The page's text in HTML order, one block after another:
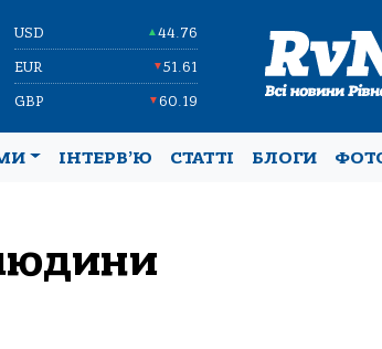
USD ▲44.76
EUR ▼51.61
GBP ▼60.19
ІНТЕРВ’Ю СТАТТІ БЛОГИ